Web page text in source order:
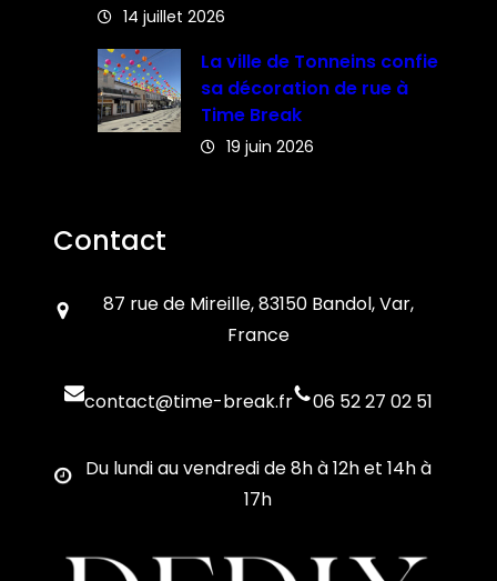
14 juillet 2026
La ville de Tonneins confie
sa décoration de rue à
Time Break
19 juin 2026
Contact
87 rue de Mireille, 83150 Bandol, Var,
France
contact@time-break.fr 06 52 27 02 51
Du lundi au vendredi de 8h à 12h et 14h à
17h